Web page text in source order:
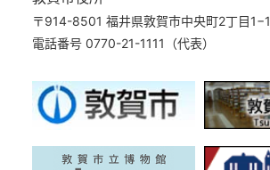
〒914-8501 福井県敦賀市中央町2丁目1−1
電話番号 0770-21-1111（代表）